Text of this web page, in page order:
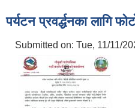
पर्यटन प्रवर्द्धनका लागि
Submitted on: Tue, 11/11/